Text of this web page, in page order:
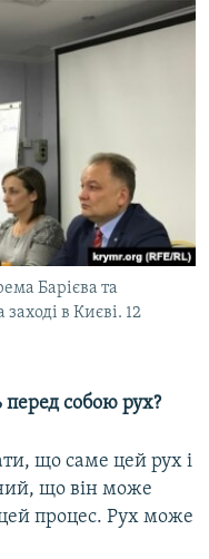
Барієва та
в Києві. 12
перед собою рух?
що саме цей рух і
що він може
процес. Рух може